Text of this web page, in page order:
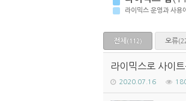
라이믹스 운영과 사용
전체 (112) 오류
라이믹스로 사이
2020.07.16